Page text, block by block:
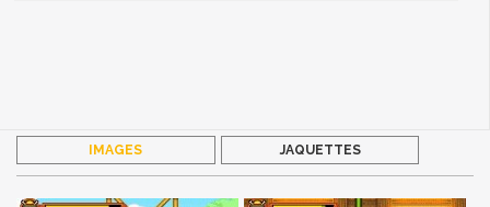
IMAGES JAQUETTES